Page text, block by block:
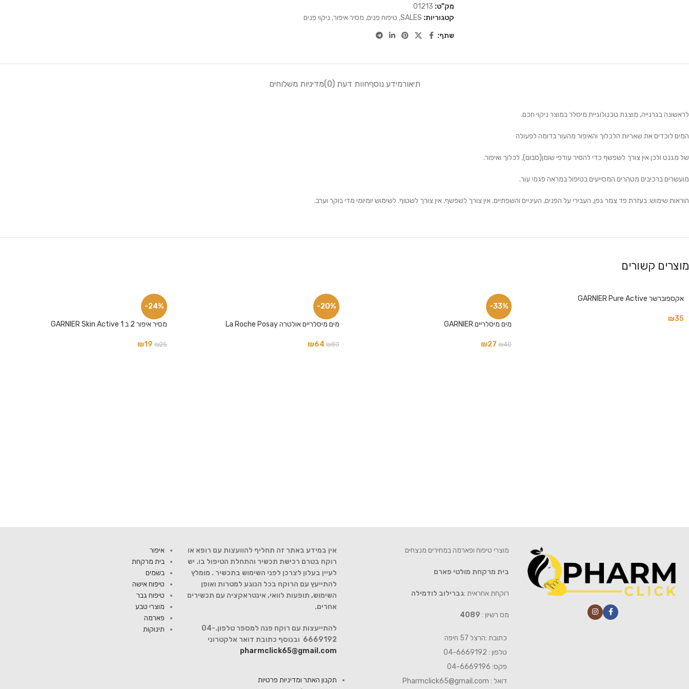
מק"ט: 01213
קטגוריות: SALES
, טיפוח פנים, מסיר איפור, ניקוי פנים
שתף:
תיאורמידע נוסףחוות דעת (0) מדיניות משלוחים
לראשונה בגרנייה, מוצגת טכנולוגיית מיסלר במוצר ניקוי חכם.
המים לוכדים את שאריות הלכלוך והאיפור מהעור בדומה לפעולה
של מגנט ולכן אין צורך לשפשף כדי להסיר עודפי שומן(סבום), לכלוך ואיפור.
מועשרים ברכיבים מטהרים המסייעים בטיפול במראה פגמי עור.
הוראות שימוש:בעזרת פד צמר גפן, העבירי על הפנים, העיניים והשפתיים. אין צורך לשפשף. אין צורך לשטוף. לשימוש יומיומי מדי בוקר וערב.
מוצרים קשורים
אקספוברשר GARNIER Pure Active
₪35
-33%
מים מיסלריים GARNIER
₪40
₪27
-20%
מים מיסלריים אולטרה La Roche Posay
₪80
₪64
-24%
מסיר איפור 2 ב 1 GARNIER Skin Active
₪25
₪19
איפור
בית מרקחת
בשמים
טיפוח אישה
טיפוח גבר
מוצרי טבע
פארמה
תינוקות
אין במידע באתר זה תחליף להוועצות עם רופא או
רוקח בטרם רכישת תכשיר והתחלת הטיפול בו. יש
לעיין בעלון לצרכן לפני השימוש בתכשיר . מומלץ
להתייעץ עם הרוקח בכל הנוגע למטרות ואופן
השימוש, תופעות לוואי, אינטראקציה עם תכשירים
אחרים.
להתייעצות עם רוקח פנה למספר טלפון.04-
6669192 ובנוסף כתובת דואר אלקטרוני
pharmclick65@gmail.com
תקנון האתר ומדיניות פרטיות
מוצרי טיפוח ופארמה במחירים מנצחים
בית מרקחת מולטי פארם
רוקחת אחראית :גברילוב לודמילה
מס רשיון : 4089
כתובת :הרצל 57 חיפה
טלפון : 04-6669192
פקס: 04-6669196
דואל : Pharmclick65@gmail.com
פייסבוק